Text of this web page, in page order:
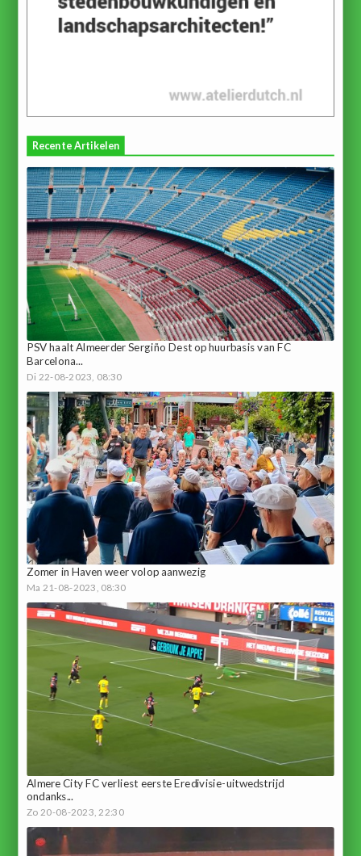
Recente Artikelen
PSV haalt Almeerder Sergiño Dest op huurbasis van FC
Barcelona...
Di 22-08-2023, 08:30
Zomer in Haven weer volop aanwezig
Ma 21-08-2023, 08:30
Almere City FC verliest eerste Eredivisie-uitwedstrijd
ondanks...
Zo 20-08-2023, 22:30